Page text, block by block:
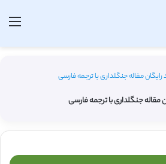
رایگان مقاله جنگلداری با ترجمه فارسی
مقاله جنگلداری با ترجمه فارسی